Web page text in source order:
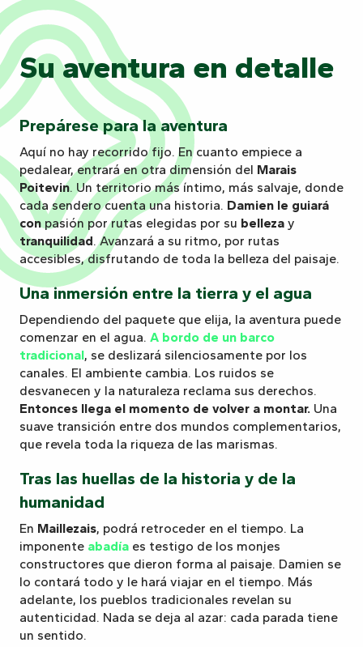
Su aventura en detalle
Prepárese para la aventura
Aquí no hay recorrido fijo. En cuanto empiece a
pedalear, entrará en otra dimensión del Marais
Poitevin. Un territorio más íntimo, más salvaje, donde
cada sendero cuenta una historia. Damien le guiará
con pasión por rutas elegidas por su belleza y
tranquilidad. Avanzará a su ritmo, por rutas
accesibles, disfrutando de toda la belleza del paisaje.
Una inmersión entre la tierra y el agua
Dependiendo del paquete que elija, la aventura puede
comenzar en el agua. A bordo de un barco
tradicional, se deslizará silenciosamente por los
canales. El ambiente cambia. Los ruidos se
desvanecen y la naturaleza reclama sus derechos.
Entonces llega el momento de volver a montar. Una
suave transición entre dos mundos complementarios,
que revela toda la riqueza de las marismas.
Tras las huellas de la historia y de la
humanidad
En Maillezais, podrá retroceder en el tiempo. La
imponente abadía es testigo de los monjes
constructores que dieron forma al paisaje. Damien se
lo contará todo y le hará viajar en el tiempo. Más
adelante, los pueblos tradicionales revelan su
autenticidad. Nada se deja al azar: cada parada tiene
un sentido.